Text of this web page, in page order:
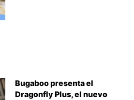
Bugaboo presenta el
Dragonfly Plus, el nuevo